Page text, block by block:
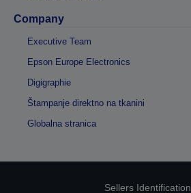
Company
Executive Team
Epson Europe Electronics
Digigraphie
Štampanje direktno na tkanini
Globalna stranica
Sellers Identification